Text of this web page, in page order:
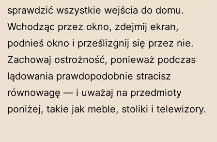
sprawdzić wszystkie wejścia do domu.
Wchodząc przez okno, zdejmij ekran,
podnieś okno i prześlizgnij się przez nie.
Zachowaj ostrożność, ponieważ podczas
lądowania prawdopodobnie stracisz
równowagę — i uważaj na przedmioty
poniżej, takie jak meble, stoliki i telewizory.